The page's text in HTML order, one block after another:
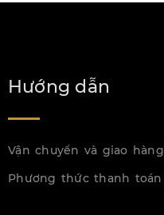
Hướng dẫn
Vận chuyển và giao hàng
Phương thức thanh toán